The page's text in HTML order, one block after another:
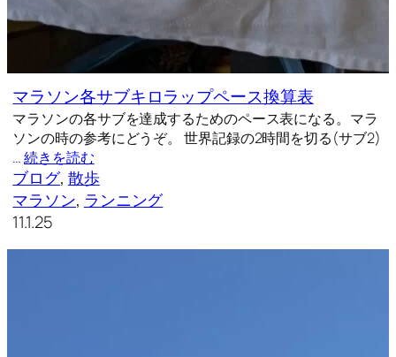
マラソン各サブキロラップペース換算表
マラソンの各サブを達成するためのペース表になる。マラ
ソンの時の参考にどうぞ。 世界記録の2時間を切る(サブ2)
…続きを読む
ブログ, 散歩
マラソン, ランニング
11.1.25